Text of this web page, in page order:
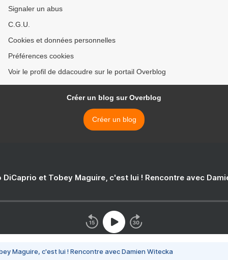
Signaler un abus
C.G.U.
Cookies et données personnelles
Préférences cookies
Voir le profil de ddacoudre sur le portail Overblog
Créer un blog sur Overblog
Créer un blog
DiCaprio et Tobey Maguire, c'est lui ! Rencontre avec
Maguire, c'est lui ! Rencontre avec Damien Witecka